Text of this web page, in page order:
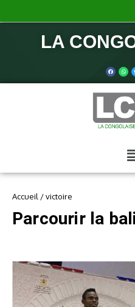
LA
Accueil /victoire
Parcourir la